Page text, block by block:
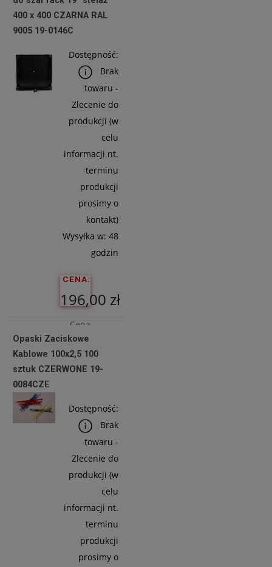
146,34 zł
Do
Koszyka
400 x 400 CZARNA RAL
9005 19-0146C
Dostępność:
Brak
towaru -
Zlecenie do
produkcji (w
celu
informacji nt.
terminu
produkcji
prosimy o
kontakt)
Wysyłka w: 48
godzin
CENA:
196,00 zł
Cena
netto:
159,35 zł
Do
Koszyka
Opaski Zaciskowe
Kablowe 100x2,5 100
sztuk CZERWONE 19-
0084CZE
Dostępność:
Brak
towaru -
Zlecenie do
produkcji (w
celu
informacji nt.
terminu
produkcji
prosimy o